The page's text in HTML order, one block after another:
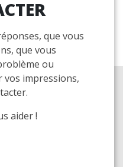
que vous
que vous
ou
impressions,
aider !